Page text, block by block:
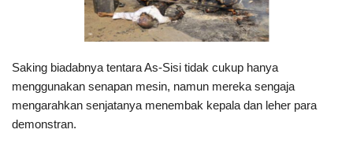
Saking biadabnya tentara As-Sisi tidak cukup hanya
menggunakan senapan mesin, namun mereka sengaja
mengarahkan senjatanya menembak kepala dan leher para
demonstran.